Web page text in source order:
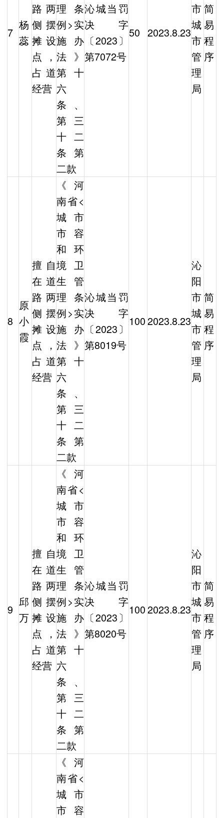
7
杨
蕊
路两
侧摆
摊设
点，
占道
经营
理条
例>实
施办
法》
第十
六
条、
第三
十二
条第
二款
沁城当罚
决字
〔2023〕
第7072号
50 2023.8.23
市
城
市
管
理
局
简
易
程
序
8
原
小
霞
擅自
在道
路两
侧摆
摊设
点，
占道
经营
《河
南省<
城市
市容
和环
境卫
生管
理条
例>实
施办
法》
第十
六
条、
第三
十二
条第
二款
沁城当罚
决字
〔2023〕
第8019号
1002023.8.23
沁
阳
市
城
市
管
理
局
简
易
程
序
9
邱
万
擅自
在道
路两
侧摆
摊设
点，
占道
经营
《河
南省<
城市
市容
和环
境卫
生管
理条
例>实
施办
法》
第十
六
条、
第三
十二
条第
二款
沁城当罚
决字
〔2023〕
第8020号
1002023.8.23
沁
阳
市
城
市
管
理
局
简
易
程
序
《河
南省<
城市
市容